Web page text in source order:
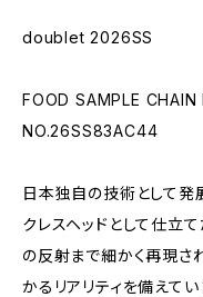
doublet 2026SS
FOOD SAMPLE
NO.26SS83AC44
日本独自の技術として発
クレスヘッドとして仕立
の反射まで細かく再現さ
かるリアリティを備えて